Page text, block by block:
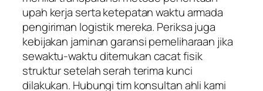
upah kerja serta ketepatan waktu armada
pengiriman logistik mereka. Periksa juga
kebijakan jaminan garansi pemeliharaan jika
sewaktu-waktu ditemukan cacat fisik
struktur setelah serah terima kunci
dilakukan. Hubungi tim konsultan ahli kami